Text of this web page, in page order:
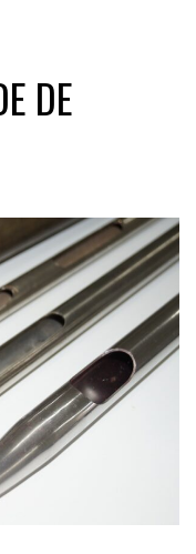
DE